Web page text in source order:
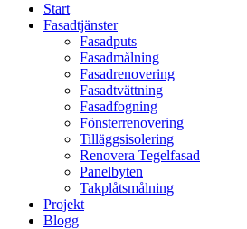
Start
Fasadtjänster
Fasadputs
Fasadmålning
Fasadrenovering
Fasadtvättning
Fasadfogning
Fönsterrenovering
Tilläggsisolering
Renovera Tegelfasad
Panelbyten
Takplåtsmålning
Projekt
Blogg